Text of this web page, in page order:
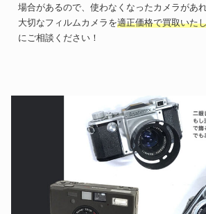
場合があるので、使わなくなったカメラがあ
大切なフィルムカメラを適正価格で買取いた
にご相談ください！